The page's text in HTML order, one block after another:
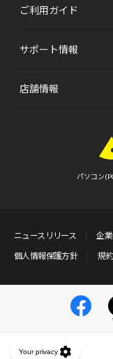
ご利用ガイド
サポート情報
店舗情報
パソコン
ニュースリリース 企
個人情報保護方針
規